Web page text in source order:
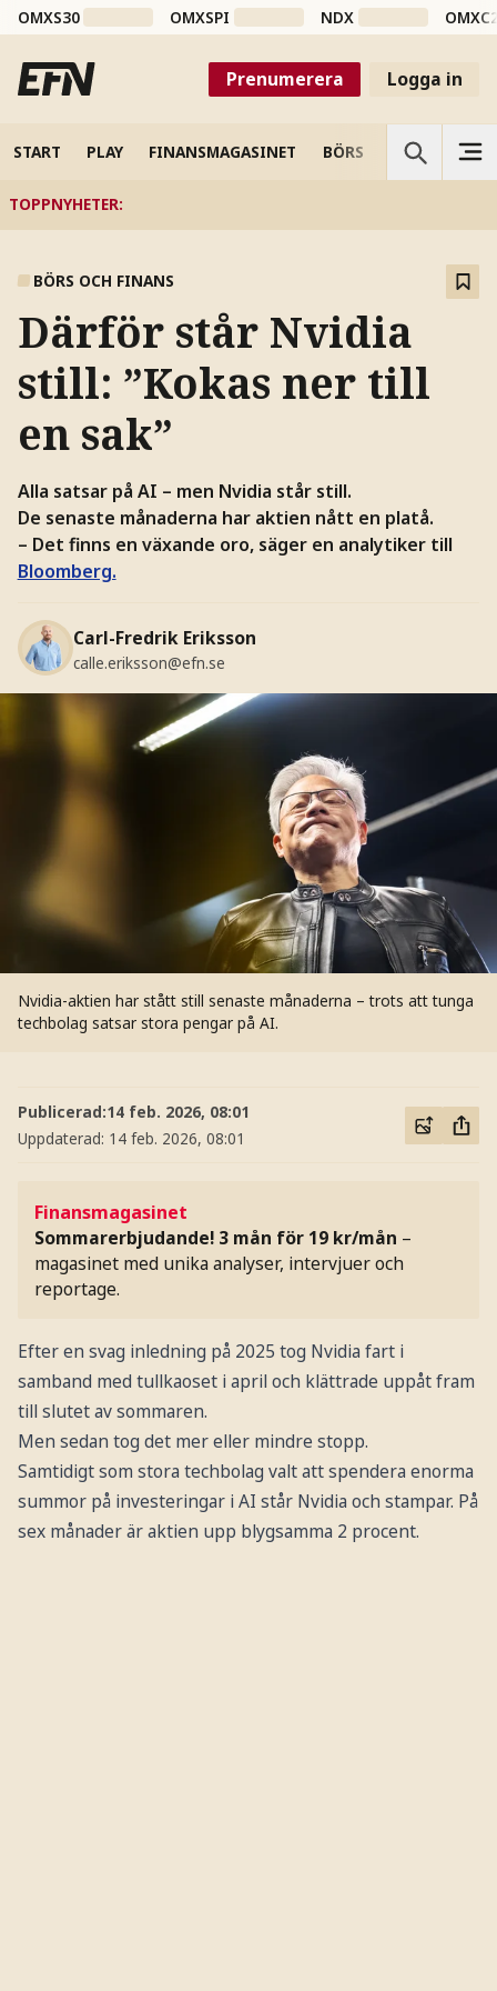
OMXS30 OMXSPI NDX
Prenumerera Logga in
START PLAY FINANSMAGASINET BÖRS VETENSKAP
TOPPNYHETER:
BÖRS OCH FINANS
Därför står Nvidia
still: ”Kokas ner till
en sak”
Alla satsar på AI – men Nvidia står still.
De senaste månaderna har aktien nått en platå.
– Det finns en växande oro, säger en analytiker till
Bloomberg.
Carl-Fredrik Eriksson
calle.eriksson@efn.se
Nvidia-aktien har stått still senaste månaderna – trots att tunga
techbolag satsar stora pengar på AI.
Publicerad:14 feb. 2026, 08:01
Uppdaterad: 14 feb. 2026, 08:01
Finansmagasinet
Sommarerbjudande! 3 mån för 19 kr/mån –
magasinet med unika analyser, intervjuer och
reportage.
Efter en svag inledning på 2025 tog Nvidia fart i
samband med tullkaoset i april och klättrade uppåt fram
till slutet av sommaren.
Men sedan tog det mer eller mindre stopp.
Samtidigt som stora techbolag valt att spendera enorma
summor på investeringar i AI står Nvidia och stampar. På
sex månader är aktien upp blygsamma 2 procent.